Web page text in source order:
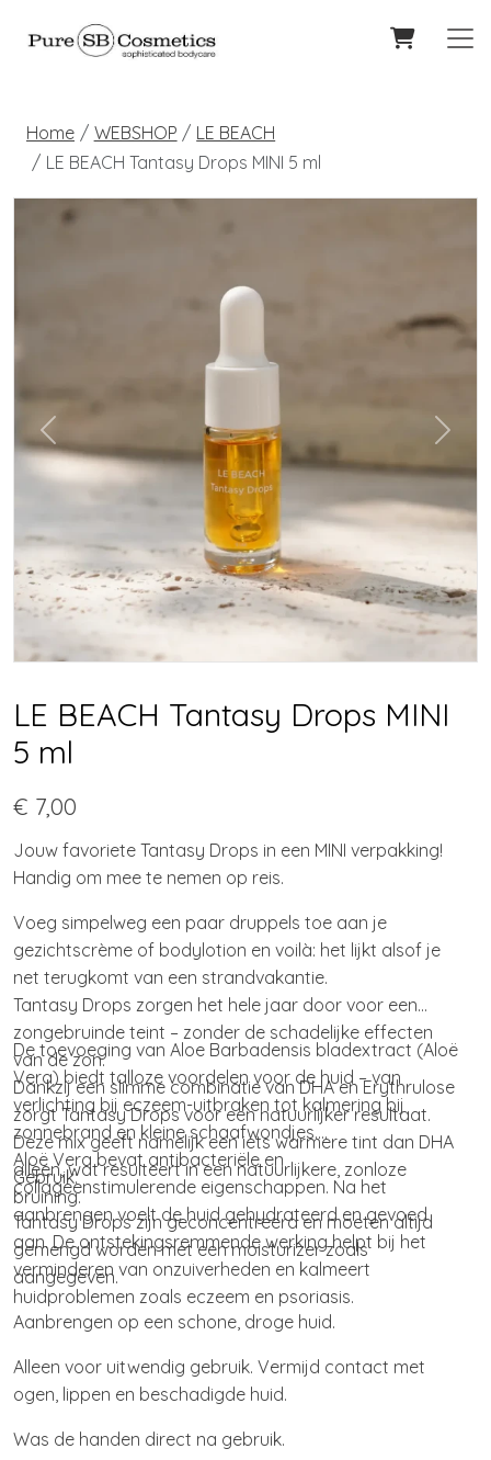
Home WEBSHOP
LE BEACH
LE BEACH Tantasy Drops MINI 5 ml
LE BEACH Tantasy Drops MINI
5 ml
€ 7,00
Jouw favoriete Tantasy Drops in een MINI verpakking!
Handig om mee te nemen op reis.
Voeg simpelweg een paar druppels toe aan je
gezichtscrème of bodylotion en voilà: het lijkt alsof je
net terugkomt van een strandvakantie.
Tantasy Drops zorgen het hele jaar door voor een
zongebruinde teint – zonder de schadelijke effecten
van de zon.
Dankzij een slimme combinatie van DHA en Erythrulose
zorgt Tantasy Drops voor een natuurlijker resultaat.
Deze mix geeft namelijk een iets warmere tint dan DHA
alleen, wat resulteert in een natuurlijkere, zonloze
bruining.
De toevoeging van Aloe Barbadensis bladextract (Aloë
Vera) biedt talloze voordelen voor de huid – van
verlichting bij eczeem-uitbraken tot kalmering bij
zonnebrand en kleine schaafwondjes.
Aloë Vera bevat antibacteriële en
collageenstimulerende eigenschappen. Na het
aanbrengen voelt de huid gehydrateerd en gevoed
aan. De ontstekingsremmende werking helpt bij het
verminderen van onzuiverheden en kalmeert
huidproblemen zoals eczeem en psoriasis.
Gebruik:
Tantasy Drops zijn geconcentreerd en moeten altijd
gemengd worden met een moisturizer zoals
aangegeven.
Aanbrengen op een schone, droge huid.
Alleen voor uitwendig gebruik. Vermijd contact met
ogen, lippen en beschadigde huid.
Was de handen direct na gebruik.
Previous Next